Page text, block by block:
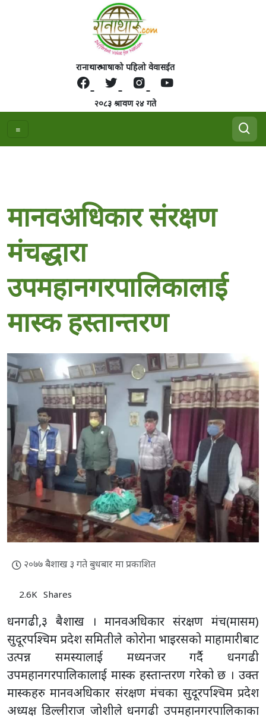
रानाथारु भाषाको पहिलो वेवासईत
२०८३ श्रावण २४ गते
मानवअधिकार संरक्षण
मंचद्धारा
उपमहानगरपालिकालाई
मास्क हस्तान्तरण
२०७७ बैशाख ३ गते बुधबार मा प्रकाशित
2.6K Shares
धनगढी,३ बैशाख । मानवअधिकार संरक्षण मंच(मासम)
सुदूरपश्चिम प्रदेश समितीले कोरोना भाइरसको माहामारीबाट
उत्पन्न समस्यालाई मध्यनजर गर्दै धनगढी
उपमहानगरपालिकालाई मास्क हस्तान्तरण गरेको छ । उक्त
मास्कहरु मानवअधिकार संरक्षण मंचका सुदूरपश्चिम प्रदेश
अध्यक्ष डिल्लीराज जोशीले धनगढी उपमहानगरपालिकाका